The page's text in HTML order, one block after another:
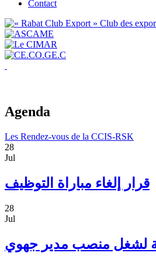
Contact
Agenda
Les Rendez-vous de la CCIS-RSK
28
Jul
قرار إلغاء مباراة التوظيف
28
Jul
لشغل منصب مدير جهوي